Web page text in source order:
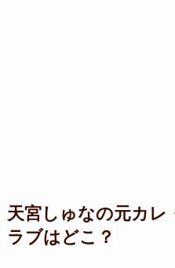
天宮しゅなの元カレ
ラブはどこ？